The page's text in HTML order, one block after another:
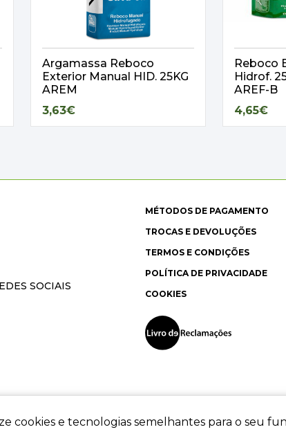
Argamassa Reboco
Exterior Manual HID. 25KG
AREM
3,63€
Reboco
Hidrof.
AREF-B
4,65€
cookies e tecnologias semelhantes para o seu
SOCIAIS
MÉTODOS DE PAGAMENTO
TROCAS E DEVOLUÇÕES
TERMOS E CONDIÇÕES
POLÍTICA DE PRIVACIDADE
COOKIES